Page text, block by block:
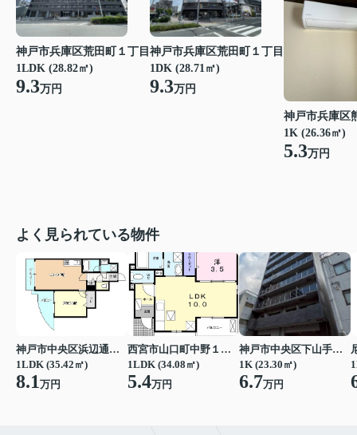
神戸市兵庫区荒田町１丁目
1LDK (28.82㎡)
9.3万円
神戸市兵庫区荒田町１丁目
1DK (28.71㎡)
9.3万円
神戸市兵庫区
1K (26.36㎡)
5.3万円
よく見られている物件
神戸市中央区浜辺通３丁目
1LDK (35.42㎡)
8.1万円
西宮市山口町中野１丁目
1LDK (34.08㎡)
5.4万円
神戸市中央区下山手通７丁目
1K (23.30㎡)
6.7万円